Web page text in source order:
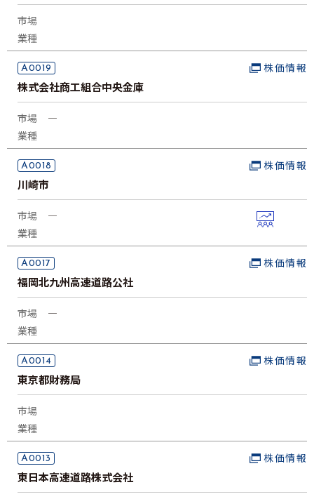
市場
業種
A0019
株式会社商工組合中央金庫
株価情報
市場
―
業種
A0018
川崎市
株価情報
市場
―
業種
A0017
福岡北九州高速道路公社
株価情報
市場
―
業種
A0014
東京都財務局
株価情報
市場
業種
A0013
東日本高速道路株式会社
株価情報